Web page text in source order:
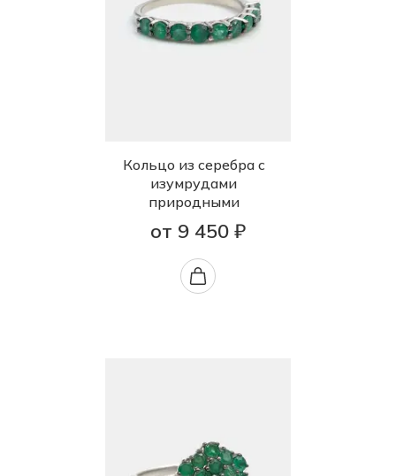
Кольцо из серебра с
изумрудами
природными
от 9 450 ₽